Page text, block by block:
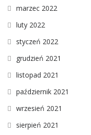
marzec 2022
luty 2022
styczeń 2022
grudzień 2021
listopad 2021
październik 2021
wrzesień 2021
sierpień 2021